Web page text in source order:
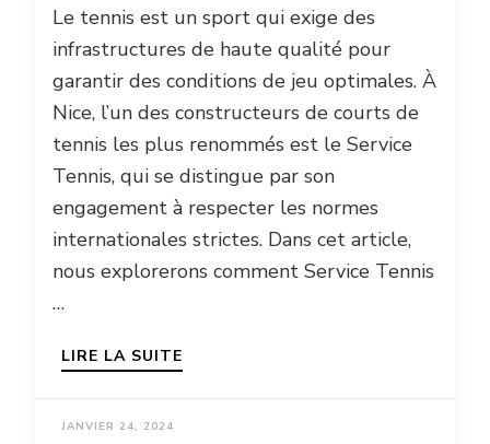
Le tennis est un sport qui exige des
infrastructures de haute qualité pour
garantir des conditions de jeu optimales. À
Nice, l’un des constructeurs de courts de
tennis les plus renommés est le Service
Tennis, qui se distingue par son
engagement à respecter les normes
internationales strictes. Dans cet article,
nous explorerons comment Service Tennis
…
LIRE LA SUITE
JANVIER 24, 2024